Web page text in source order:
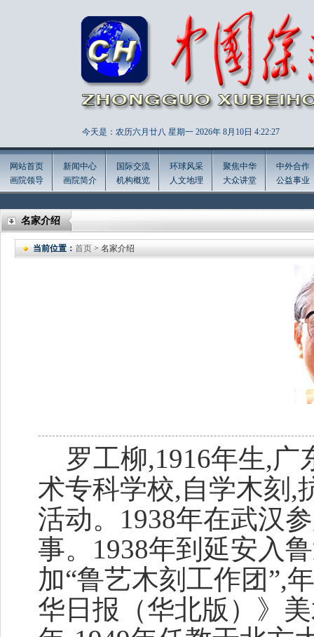
今天是：农历六月廿八 星期一 2026年 8月10日 4:22:29
网站首页
画院领导
新闻中心
画院简介
国际交流
机构概览
环球风采
人文地理
聚焦中华
大众讲堂
中外合作
公益事业
名家介绍
当前位置： 首页 > 名家介绍
罗工柳,1916年生,广
术专科学校,自学木刻,
活动。1938年在武汉
事。1938年到延安入
加“鲁艺木刻工作团”,
华日报（华北版）》